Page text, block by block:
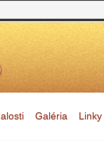
Galéria Linky